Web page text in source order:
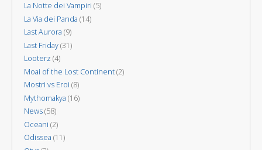
La Notte dei Vampiri (5)
La Via dei Panda (14)
Last Aurora (9)
Last Friday(31)
Looterz (4)
Moai of the Lost Continent(2)
Mostri vs Eroi (8)
Mythomakya (16)
News(58)
Oceani (2)
Odissea (11)